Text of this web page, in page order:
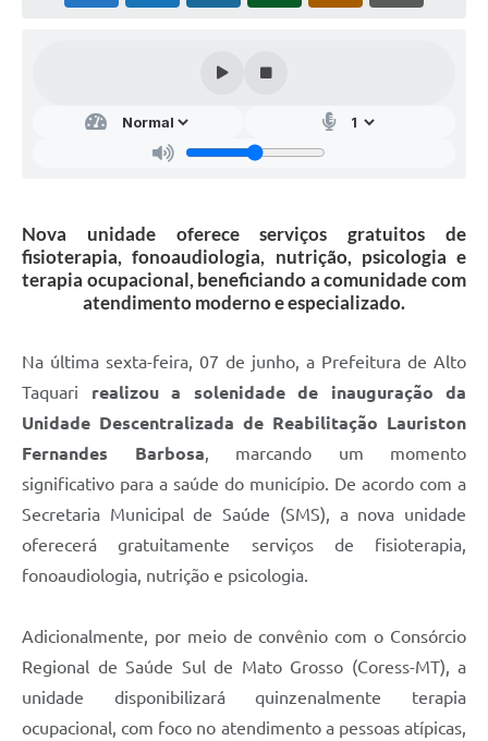
Nova unidade oferece serviços gratuitos de
fisioterapia, fonoaudiologia, nutrição, psicologia e
terapia ocupacional, beneficiando a comunidade com
atendimento moderno e especializado.
Na última sexta-feira, 07 de junho, a Prefeitura de Alto
Taquari realizou a solenidade de inauguração da
Unidade Descentralizada de Reabilitação Lauriston
Fernandes Barbosa , marcando um momento
significativo para a saúde do município. De acordo com a
Secretaria Municipal de Saúde (SMS), a nova unidade
oferecerá gratuitamente serviços de fisioterapia,
fonoaudiologia, nutrição e psicologia.
Adicionalmente, por meio de convênio com o Consórcio
Regional de Saúde Sul de Mato Grosso (Coress-MT), a
unidade disponibilizará quinzenalmente terapia
ocupacional, com foco no atendimento a pessoas atípicas,